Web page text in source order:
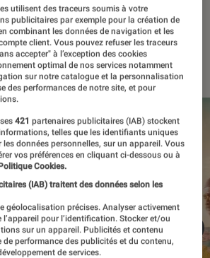
utilisent des traceurs soumis à votre
publicitaires par exemple pour la création de
combinant les données de navigation et les
client. Vous pouvez refuser les traceurs
accepter" à l’exception des cookies
optimal de nos services notamment
sur notre catalogue et la personnalisation
des performances de notre site, et pour
421 partenaires publicitaires (IAB) stockent
telles que les identifiants uniques
données personnelles, sur un appareil. Vous
vos préférences en cliquant ci-dessous ou à
Cookies.
(IAB) traitent des données selon les
géolocalisation précises. Analyser activement
l’appareil pour l’identification. Stocker et/ou
sur un appareil. Publicités et contenu
de performance des publicités et du contenu,
de services.